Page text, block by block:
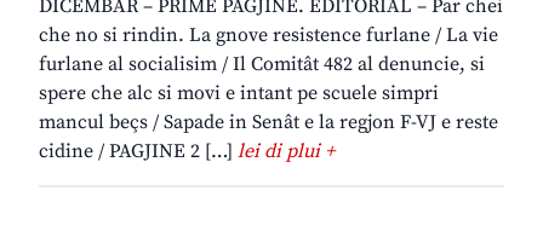
DICEMBAR – PRIME PAGJINE. EDITORIÂL – Par chei
che no si rindin. La gnove resistence furlane / La vie
furlane al socialisim / Il Comitât 482 al denuncie, si
spere che alc si movi e intant pe scuele simpri
mancul beçs / Sapade in Senât e la regjon F-VJ e reste
cidine / PAGJINE 2 […] lei di plui +